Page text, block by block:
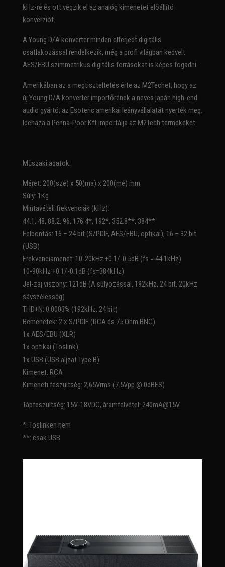
kHz-re és ott végzik el az analóg kimenetet előállító
konverziót.
A Young D/A konverter minden elterjedt digitális
csatlakozással rendelkezik, még a profi világban kedvelt
AES/EBU szimmetrikus digitális forrásokat is képes fogadni.
Amerikában az a megtiszteltetés érte az M2Techet, hogy az
új Young D/A konverter importőrének a neves japán high-end
audio gyártó, az Esoteric amerikai leányvállalatát nyerték meg.
Idehaza a Penna-Poor Kft importálja az M2Tech termékeket.
Műszaki adatok:
Méret: 200(szé) x 50(ma) x 200(mé) mm
Súly: 1Kg
Mintavételi frekvenciák (kHz):
44.1, 48, 88.2, 96, 176.4*, 192*, 352.8**, 384**
Felbontás: 16 – 24 bit (S/PDIF, AES/EBU, optikai), 16 – 32 bit
(USB)
Frekvenciamenet: 10-20kHz +0.1/-0.5dB (fs = 44.1kHz)
10-90kHz +0.1/-0.1dB (fs=384kHz)
Jel-zaj viszony: 121dB (A súlyozással, 192kHz, 24 bit, 20kHz
sávszélesség)
THD+N: 0.0003% (192kHz, 24 bit)
Bemenetek: 2 x S/PDIF (RCA és 75 Ohm BNC)
1x AES/EBU (XLR)
1x optikai (Toslink)
1x USB (USB aljzat Type B)
Kimenet: RCA
Kimeneti feszültség: 2,65Vrms (7.5Vpp @ 0dBFS)
Tápfeszültség: 15V-18VDC, áramfelvétel: 240mA@15V
*: Toslinken nem
**: csak USB